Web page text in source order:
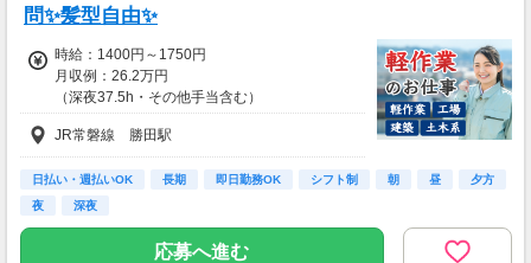
問✨髪型自由✨
時給：1400円～1750円
月収例：26.2万円
（深夜37.5h・その他手当含む）
JR常磐線 勝田駅
日払い・週払いOK 長期 即日勤務OK シフト制 朝 昼
夕方
夜
深夜
応募へ進む